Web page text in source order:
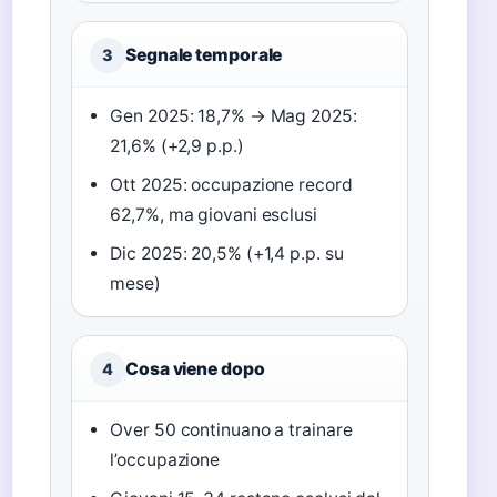
3 Segnale temporale
Gen 2025: 18,7% → Mag 2025:
21,6% (+2,9 p.p.)
Ott 2025: occupazione record
62,7%, ma giovani esclusi
Dic 2025: 20,5% (+1,4 p.p. su
mese)
4 Cosa viene dopo
Over 50 continuano a trainare
l’occupazione